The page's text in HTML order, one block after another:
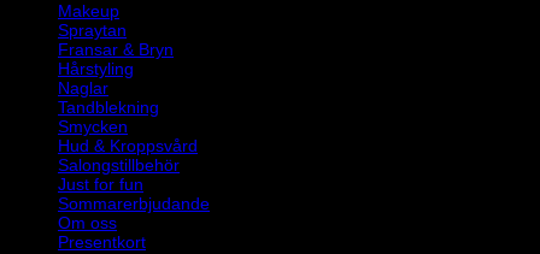
Makeup
Spraytan
Fransar & Bryn
Hårstyling
Naglar
Tandblekning
Smycken
Hud & Kroppsvård
Salongstillbehör
Just for fun
Sommarerbjudande
Om oss
Presentkort